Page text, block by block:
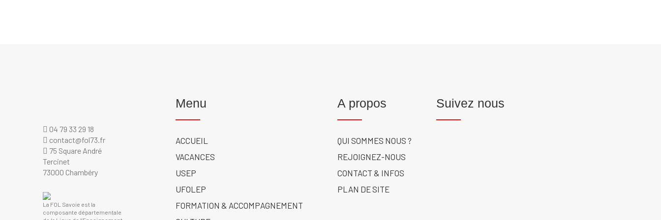
04 79 33 29 18
contact@fol73.fr
75 Square André
Tercinet
73000 Chambéry
La FOL Savoie est la
composante départementale
Menu
ACCUEIL
VACANCES
USEP
UFOLEP
FORMATION & ACCOMPAGNEMENT
A propos
QUI SOMMES NOUS ?
REJOIGNEZ-NOUS
CONTACT & INFOS
PLAN DE SITE
Suivez nous